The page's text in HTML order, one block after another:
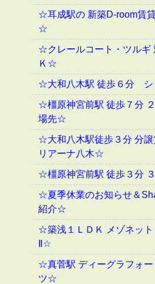
☆耳成駅の 新築D-room賃
☆
☆クレールコート・ツルギ
Ｋ☆
☆大和八木駅 徒歩６分 シ
☆橿原神宮前駅 徒歩７分
場先☆
☆大和八木駅徒歩３分 分譲
リアーナ八木☆
☆橿原神宮前駅 徒歩３分
☆夏季休業のお知らせ＆
紹介☆
☆築浅１ＬＤＫ メゾネット
Ⅱ☆
☆真菅駅 ディーグラフォー
ツ☆